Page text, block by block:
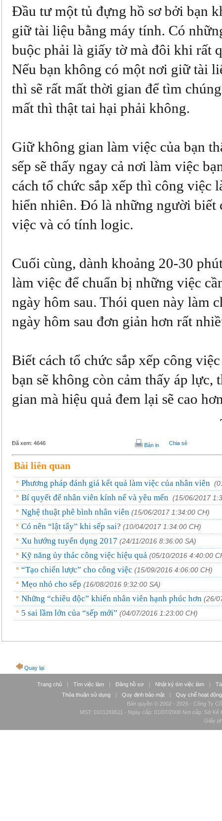
Đầu tư một tủ đựng hồ sơ bởi bạn
giữ tài liệu bằng máy tính. Có
buộc phải là giấy tờ mà đôi khi rất
Nếu bạn không có một nơi giữ tài
thì sẽ rất mất thời gian để tìm
mất thì thật tai hại phải không.
Giữ không gian làm việc của bạn
sếp sẽ thấy ngay cả nơi làm việc
cách tổ chức sắp xếp thì công việc
hiển nhiên. Đó là những người biết
việc và có tính logic.
Cuối cùng, dành khoảng 20-30
làm việc để chuẩn bị những việc
ngày hôm sau. Thói quen này làm
ngày hôm sau đơn giản hơn rất
Biết cách tổ chức sắp xếp công
bạn sẽ không còn cảm thấy áp lực,
gian mà hiệu quả đem lại sẽ cao
Đã xem: 4646 Bản in Chia sẻ
Bài liên quan
Phương pháp đánh giá kết quả làm việc của nhân viên
Bí quyết để nhân viên kính nể và yêu mến (15/06/2017
Nghệ thuật phê bình nhân viên (15/06/2017 1:34:00 CH)
Có nên “lật tẩy” khi sếp sai? (10/04/2017 1:34:00 CH)
Xu hướng tuyển dụng 2017 (24/11/2016 8:36:00 SA)
Kỹ năng ủy thác công việc hiệu quả (05/10/2016 4:40:00
“Tạo chiến lược” cho công việc (15/09/2016 4:06:00 CH)
Mẹo nhỏ cho sếp (16/08/2016 9:32:00 SA)
Những “chiêu độc” khiến nhân viên hạnh phúc hơn (26/
5 sai lầm lớn của “sếp mới” (04/07/2016 1:23:00 CH)
Quay lại
Trang chủ | Tìm việc làm | Đăng hồ sơ | Nhật ký tìm việc làm |
Thỏa thuận sử dụng
| Quy định bảo mật |
Quy chế hoạt động
Bản quyền © 2002 - 2026 - Công Ty
MST: 0101269511 - Ngày cấp: 01/07/2008 Nơi cấp: Sở
Giấy